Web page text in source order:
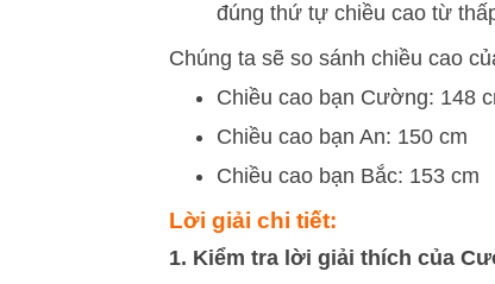
đúng thứ tự chiều cao từ
Chúng ta sẽ so sánh chiều cao
Chiều cao bạn Cường: 148
Chiều cao bạn An: 150 cm
Chiều cao bạn Bắc: 153 cm
Lời giải chi tiết:
1. Kiểm tra lời giải thích của